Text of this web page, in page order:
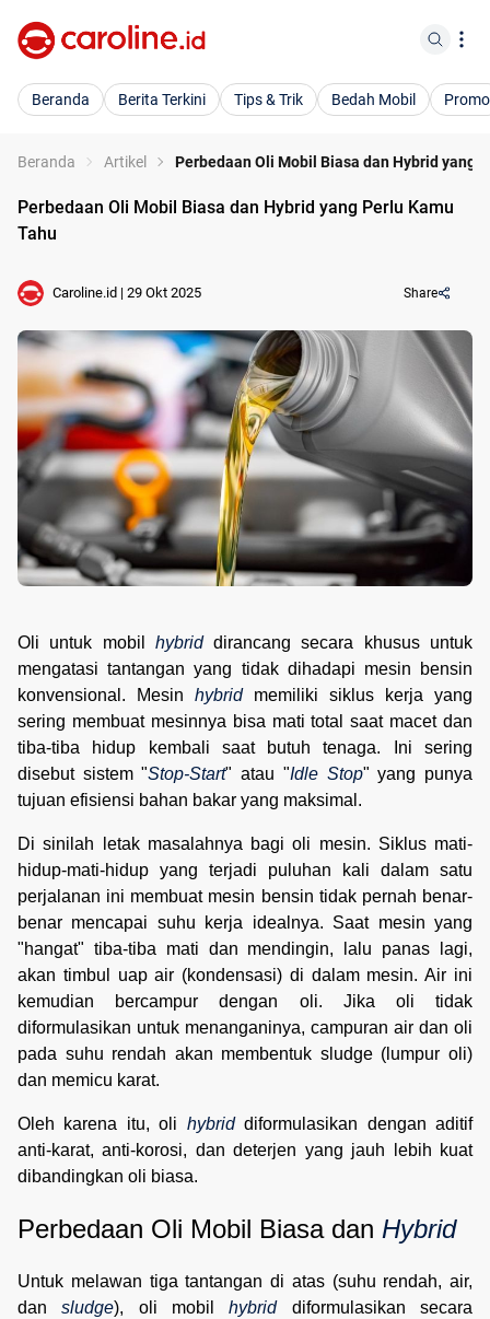
Beranda Berita Terkini Tips & Trik Bedah Mobil Promo
Beranda Artikel Perbedaan Oli Mobil Biasa dan Hybrid yang
Perbedaan Oli Mobil Biasa dan Hybrid yang Perlu Kamu
Tahu
Caroline.id | 29 Okt 2025 Share
Oli untuk mobil hybriddirancang secara khusus untuk
mengatasi tantangan yang tidak dihadapi mesin bensin
konvensional. Mesin hybrid memiliki siklus kerja yang
sering membuat mesinnya bisa mati total saat macet dan
tiba-tiba hidup kembali saat butuh tenaga. Ini sering
disebut sistem "Stop-Start" atau "Idle Stop" yang punya
tujuan efisiensi bahan bakar yang maksimal.
Di sinilah letak masalahnya bagi oli mesin. Siklus mati-
hidup-mati-hidup yang terjadi puluhan kali dalam satu
perjalanan ini membuat mesin bensin tidak pernah benar-
benar mencapai suhu kerja idealnya. Saat mesin yang
"hangat" tiba-tiba mati dan mendingin, lalu panas lagi,
akan timbul uap air (kondensasi) di dalam mesin. Air ini
kemudian bercampur dengan oli. Jika oli tidak
diformulasikan untuk menanganinya, campuran air dan oli
pada suhu rendah akan membentuk sludge (lumpur oli)
dan memicu karat.
Oleh karena itu, oli hybriddiformulasikan dengan aditif
anti-karat, anti-korosi, dan deterjen yang jauh lebih kuat
dibandingkan oli biasa.
Perbedaan Oli Mobil Biasa dan Hybrid
Untuk melawan tiga tantangan di atas (suhu rendah, air,
dansludge), oli mobilhybrid diformulasikan secara